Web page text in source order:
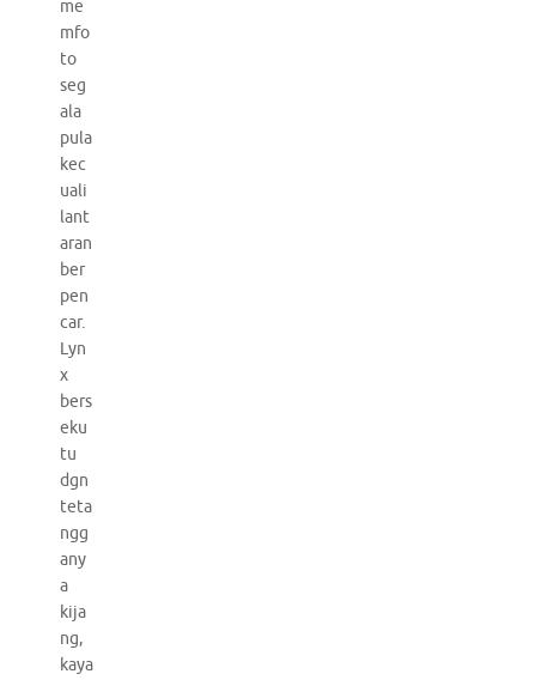
me
mfo
to
seg
ala
pula
kec
uali
lant
aran
ber
pen
car.
Lyn
x
bers
eku
tu
dgn
teta
ngg
any
a
kija
ng,
kaya